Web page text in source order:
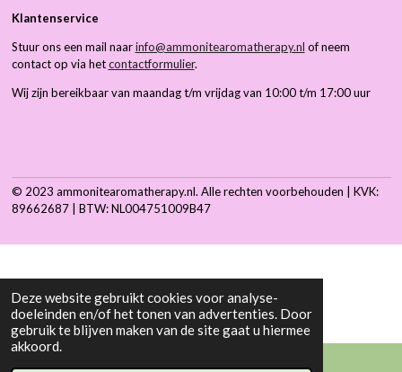
Deze website gebruikt cookies voor analyse-
doeleinden en/of het tonen van advertenties. Door
gebruik te blijven maken van de site gaat u hiermee
akkoord.
Klantenservice
Stuur ons een mail naarinfo@ammonitearomatherapy.nl of neem
contact op via hetcontactformulier.
Wij zijn bereikbaar van maandag t/m vrijdag van 10:00 t/m 17:00 uur
© 2023 ammonitearomatherapy.nl. Alle rechten voorbehouden
KVK:
89662687 | BTW: NL004751009B47